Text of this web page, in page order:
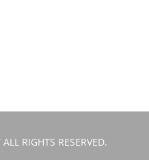
RIGHTS RESERVED.